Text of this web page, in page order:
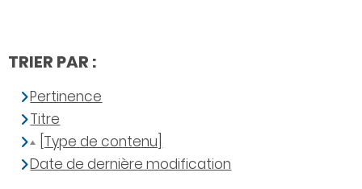
TRIER PAR :
Pertinence
Titre
[Type de contenu]
Date de dernière modification